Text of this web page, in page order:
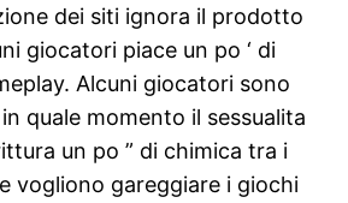
dei siti ignora il prodotto
giocatori piace un po ‘ di
Alcuni giocatori sono
quale momento il sessualita
un po ” di chimica tra i
vogliono gareggiare i giochi